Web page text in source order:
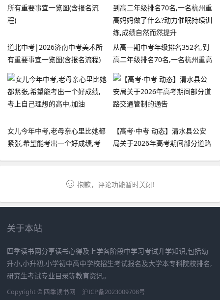
道北中考|2026济南中考美术所
有重要事宜一览图(含报名流程)
从高一期中考年级排名352名,到
高二年级排名70名,一名杭州重高
妈妈做了什么?动力催眠持续训
练,成绩自然而然提升
女儿今年中考,老母亲心里比她都
紧张,希望能考出一个好成绩,考
【高考·中考 动态】清水县公安
局关于2026年高考期间部分道路
抱歉，评论功能暂时关闭!
关于本站
四季读书网分享读书心得及上学各阶段中学习考试升学知识,包括幼
升小,小升初,小学初中高中学校招生考试报名及大学本专科院校排名,
研究生考试专业目录等教育资讯。
Copyright © 四季读书网 沪ICP备2023009708号